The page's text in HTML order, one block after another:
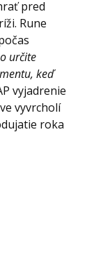
pred
Rune
určite
keď
vyjadrenie
vyvrcholí
roka